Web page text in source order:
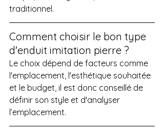
traditionnel.
Comment choisir le bon type
d'enduit imitation pierre ?
Le choix dépend de facteurs comme
l'emplacement, l'esthétique souhaitée
et le budget, il est donc conseillé de
définir son style et d'analyser
l’emplacement.